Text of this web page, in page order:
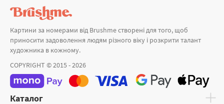
Картини за номерами від Brushme створені для того, щоб
приносити задоволення людям різного віку і розкрити талант
художника в кожному.
COPYRIGHT © 2015 - 2026
Каталог